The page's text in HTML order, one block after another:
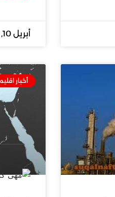
أبريل 10, 2024
أخبار